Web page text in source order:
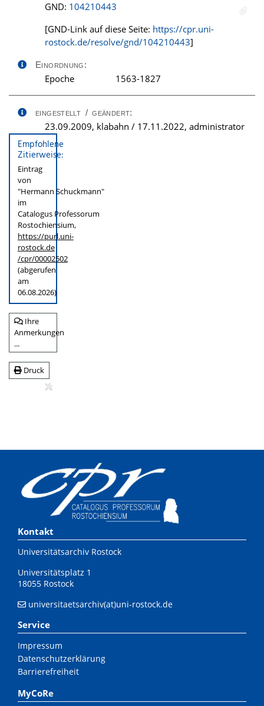
GND: 104210443
[GND-Link auf diese Seite: https://cpr.uni-
rostock.de/resolve/gnd/104210443]
Einordnung:
Epoche 1563-1827
eingestellt / geändert:
23.09.2009, klabahn / 17.11.2022, administrator
Empfohlene
Zitierweise:
Eintrag
von
"Hermann Schuckmann"
im
Catalogus Professorum
Rostochiensium,
https://purl.uni-
rostock.de
/cpr/00002502
(abgerufen
am
06.08.2026)
Ihre
Anmerkungen
...
Druck
Kontakt
Universitätsarchiv Rostock
Universitätsplatz 1
18055 Rostock
universitaetsarchiv(at)uni-rostock.de
Service
Impressum
Datenschutzerklärung
Barrierefreiheit
MyCoRe